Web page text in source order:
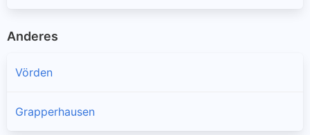
Anderes
Vörden
Grapperhausen